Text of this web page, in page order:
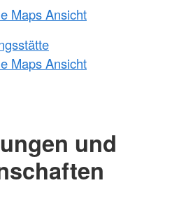
Maps Ansicht
Maps Ansicht
und